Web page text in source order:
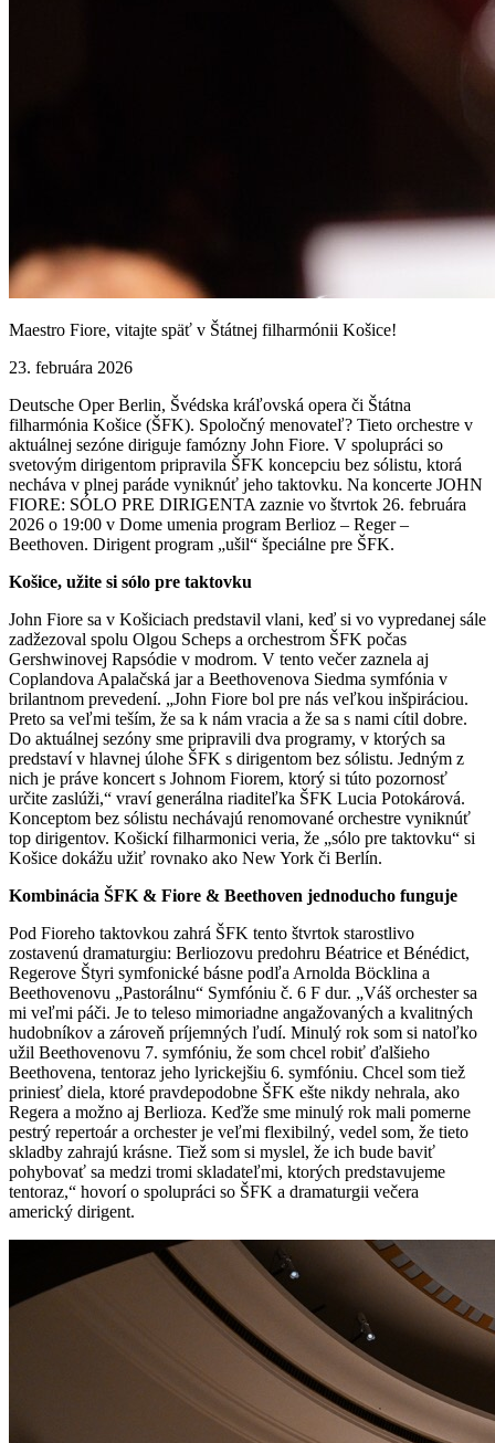
Maestro Fiore, vitajte späť v Štátnej filharmónii Košice!
23. februára 2026
Deutsche Oper Berlin, Švédska kráľovská opera či Štátna
filharmónia Košice (ŠFK). Spoločný menovateľ? Tieto orchestre v
aktuálnej sezóne diriguje famózny John Fiore. V spolupráci so
svetovým dirigentom pripravila ŠFK koncepciu bez sólistu, ktorá
necháva v plnej paráde vyniknúť jeho taktovku. Na koncerte JOHN
FIORE: SÓLO PRE DIRIGENTA zaznie vo štvrtok 26. februára
2026 o 19:00 v Dome umenia program Berlioz – Reger –
Beethoven. Dirigent program „ušil“ špeciálne pre ŠFK.
Košice, užite si sólo pre taktovku
John Fiore sa v Košiciach predstavil vlani, keď si vo vypredanej sále
zadžezoval spolu Olgou Scheps a orchestrom ŠFK počas
Gershwinovej Rapsódie v modrom. V tento večer zaznela aj
Coplandova Apalačská jar a Beethovenova Siedma symfónia v
brilantnom prevedení. „John Fiore bol pre nás veľkou inšpiráciou.
Preto sa veľmi teším, že sa k nám vracia a že sa s nami cítil dobre.
Do aktuálnej sezóny sme pripravili dva programy, v ktorých sa
predstaví v hlavnej úlohe ŠFK s dirigentom bez sólistu. Jedným z
nich je práve koncert s Johnom Fiorem, ktorý si túto pozornosť
určite zaslúži,“ vraví generálna riaditeľka ŠFK Lucia Potokárová.
Konceptom bez sólistu nechávajú renomované orchestre vyniknúť
top dirigentov. Košickí filharmonici veria, že „sólo pre taktovku“ si
Košice dokážu užiť rovnako ako New York či Berlín.
Kombinácia ŠFK & Fiore & Beethoven jednoducho funguje
Pod Fioreho taktovkou zahrá ŠFK tento štvrtok starostlivo
zostavenú dramaturgiu: Berliozovu predohru Béatrice et Bénédict,
Regerove Štyri symfonické básne podľa Arnolda Böcklina a
Beethovenovu „Pastorálnu“ Symfóniu č. 6 F dur. „Váš orchester sa
mi veľmi páči. Je to teleso mimoriadne angažovaných a kvalitných
hudobníkov a zároveň príjemných ľudí. Minulý rok som si natoľko
užil Beethovenovu 7. symfóniu, že som chcel robiť ďalšieho
Beethovena, tentoraz jeho lyrickejšiu 6. symfóniu. Chcel som tiež
priniesť diela, ktoré pravdepodobne ŠFK ešte nikdy nehrala, ako
Regera a možno aj Berlioza. Keďže sme minulý rok mali pomerne
pestrý repertoár a orchester je veľmi flexibilný, vedel som, že tieto
skladby zahrajú krásne. Tiež som si myslel, že ich bude baviť
pohybovať sa medzi tromi skladateľmi, ktorých predstavujeme
tentoraz,“ hovorí o spolupráci so ŠFK a dramaturgii večera
americký dirigent.